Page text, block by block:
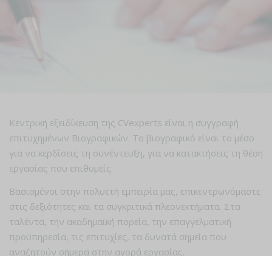
Κεντρική εξειδίκευση της CVexperts είναι η συγγραφή
επιτυχημένων Βιογραφικών. Το βιογραφικό είναι το μέσο
για να κερδίσεις τη συνέντευξη, για να κατακτήσεις τη θέση
εργασίας που επιθυμείς.
Βασισμένοι στην πολυετή εμπειρία μας, επικεντρωνόμαστε
στις δεξιότητες και τα συγκριτικά πλεονεκτήματα. Στα
ταλέντα, την ακαδημαϊκή πορεία, την επαγγελματική
προϋπηρεσία, τις επιτυχίες, τα δυνατά σημεία που
αναζητούν σήμερα στην αγορά εργασίας.